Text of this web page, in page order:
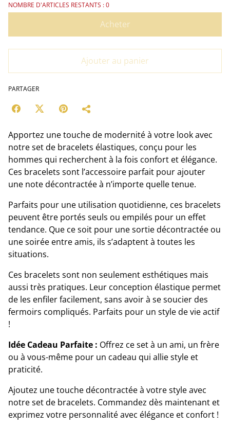
NOMBRE D'ARTICLES RESTANTS : 0
Acheter
Ajouter au panier
PARTAGER
Apportez une touche de modernité à votre look avec
notre set de bracelets élastiques, conçu pour les
hommes qui recherchent à la fois confort et élégance.
Ces bracelets sont l’accessoire parfait pour ajouter
une note décontractée à n’importe quelle tenue.
Parfaits pour une utilisation quotidienne, ces bracelets
peuvent être portés seuls ou empilés pour un effet
tendance. Que ce soit pour une sortie décontractée ou
une soirée entre amis, ils s’adaptent à toutes les
situations.
Ces bracelets sont non seulement esthétiques mais
aussi très pratiques. Leur conception élastique permet
de les enfiler facilement, sans avoir à se soucier des
fermoirs compliqués. Parfaits pour un style de vie actif
!
Idée Cadeau Parfaite : Offrez ce set à un ami, un frère
ou à vous-même pour un cadeau qui allie style et
praticité.
Ajoutez une touche décontractée à votre style avec
notre set de bracelets. Commandez dès maintenant et
exprimez votre personnalité avec élégance et confort !